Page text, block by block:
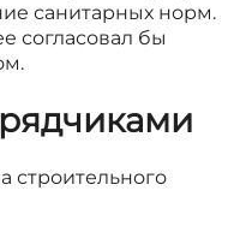
санитарных норм.
согласовал бы
строительного